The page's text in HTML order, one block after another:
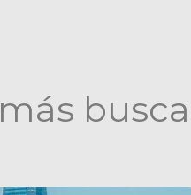
más